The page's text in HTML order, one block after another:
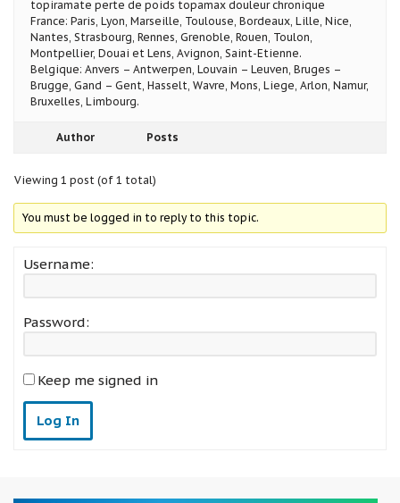
topiramate perte de poids topamax douleur chronique
France: Paris, Lyon, Marseille, Toulouse, Bordeaux, Lille, Nice,
Nantes, Strasbourg, Rennes, Grenoble, Rouen, Toulon,
Montpellier, Douai et Lens, Avignon, Saint-Etienne.
Belgique: Anvers – Antwerpen, Louvain – Leuven, Bruges –
Brugge, Gand – Gent, Hasselt, Wavre, Mons, Liege, Arlon, Namur,
Bruxelles, Limbourg.
Author Posts
Viewing 1 post (of 1 total)
You must be logged in to reply to this topic.
Username:
Password:
Keep me signed in
Log In